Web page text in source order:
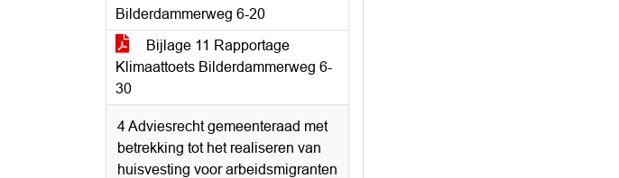
Bilderdammerweg 6-20
Bijlage 11 Rapportage
Klimaattoets Bilderdammerweg 6-
30
4 Adviesrecht gemeenteraad met
betrekking tot het realiseren van
huisvesting voor arbeidsmigranten